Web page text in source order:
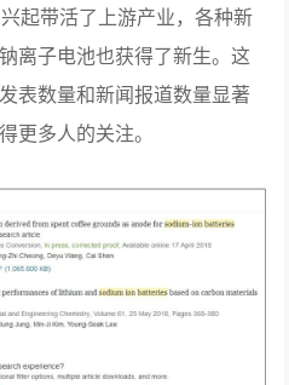
起带活了上游产业，各种新
离子电池也获得了新生。这
表数量和新闻报道数量显著
多人的关注。